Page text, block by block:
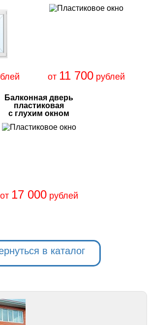
от 11 700 рублей
Балконная дверь
пластиковая
с глухим окном
от 17 000рублей
в каталог